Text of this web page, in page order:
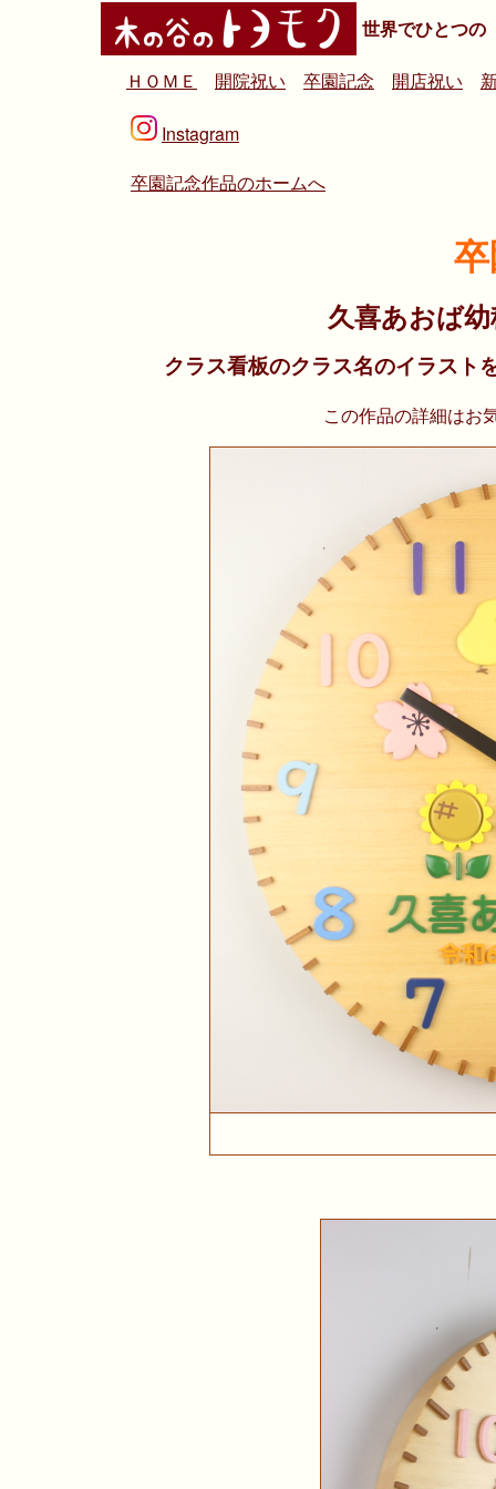
世界でひとつの
ＨＯＭＥ 開院祝い 卒園記念 開店祝い
Instagram
卒園記念作品のホームへ
久喜あおば
クラス看板のクラス名のイラスト
この作品の詳細はお